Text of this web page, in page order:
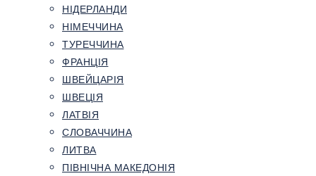
НІДЕРЛАНДИ
НІМЕЧЧИНА
ТУРЕЧЧИНА
ФРАНЦІЯ
ШВЕЙЦАРІЯ
ШВЕЦІЯ
ЛАТВІЯ
СЛОВАЧЧИНА
ЛИТВА
ПІВНІЧНА МАКЕДОНІЯ